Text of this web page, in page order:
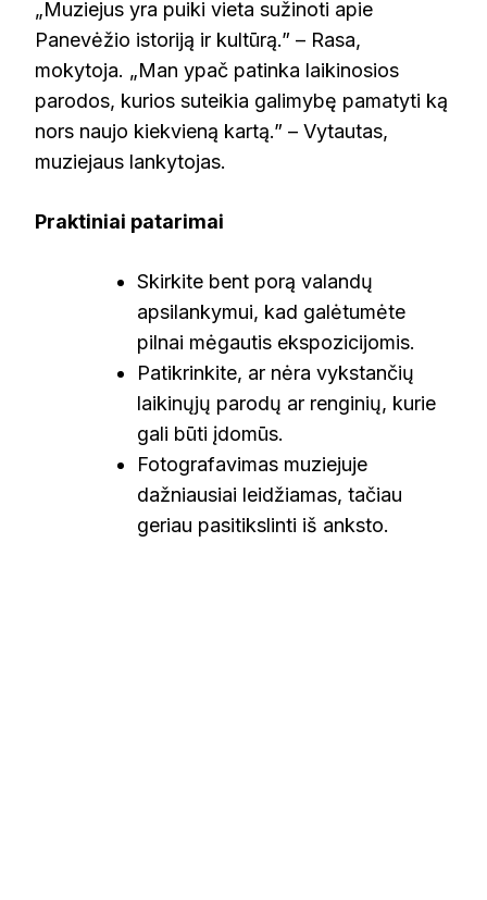
„Muziejus yra puiki vieta sužinoti apie
Panevėžio istoriją ir kultūrą.” – Rasa,
mokytoja. „Man ypač patinka laikinosios
parodos, kurios suteikia galimybę pamatyti ką
nors naujo kiekvieną kartą.” – Vytautas,
muziejaus lankytojas.
Praktiniai patarimai
Skirkite bent porą valandų
apsilankymui, kad galėtumėte
pilnai mėgautis ekspozicijomis.
Patikrinkite, ar nėra vykstančių
laikinųjų parodų ar renginių, kurie
gali būti įdomūs.
Fotografavimas muziejuje
dažniausiai leidžiamas, tačiau
geriau pasitikslinti iš anksto.